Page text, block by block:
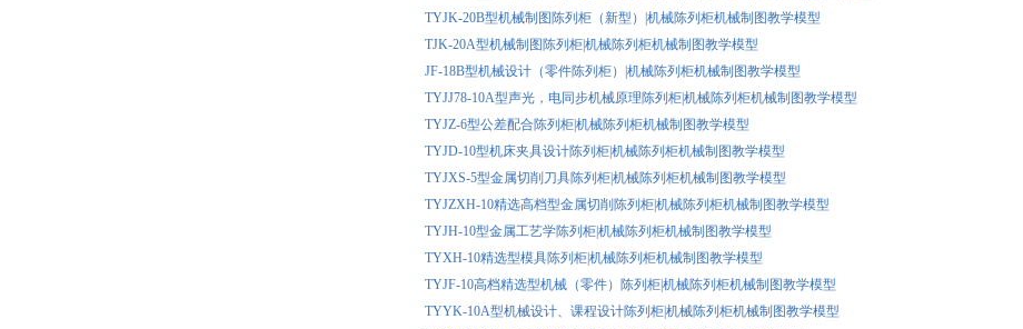
TYJK-20B型机械制图陈列柜（新型）|机械陈列柜机械制图教学模型
TJK-20A型机械制图陈列柜|机械陈列柜机械制图教学模型
JF-18B型机械设计（零件陈列柜）|机械陈列柜机械制图教学模型
TYJJ78-10A型声光，电同步机械原理陈列柜|机械陈列柜机械制图教学模型
TYJZ-6型公差配合陈列柜|机械陈列柜机械制图教学模型
TYJD-10型机床夹具设计陈列柜|机械陈列柜机械制图教学模型
TYJXS-5型金属切削刀具陈列柜|机械陈列柜机械制图教学模型
TYJZXH-10精选高档型金属切削陈列柜|机械陈列柜机械制图教学模型
TYJH-10型金属工艺学陈列柜|机械陈列柜机械制图教学模型
TYXH-10精选型模具陈列柜|机械陈列柜机械制图教学模型
TYJF-10高档精选型机械（零件）陈列柜|机械陈列柜机械制图教学模型
TYYK-10A型机械设计、课程设计陈列柜|机械陈列柜机械制图教学模型